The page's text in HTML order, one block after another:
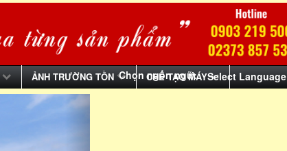
ẢNH TRƯỜNG TỒN CHẾ TẠO MÁY
Chọn ngôn ngữ: Select Language